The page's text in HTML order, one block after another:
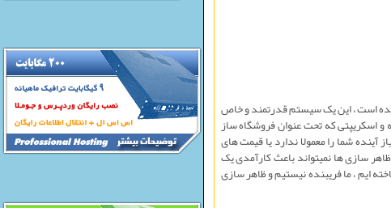
شده است ، اين يک سيستم قدرتمند و خاص
اسکريپتی که تحت عنوان فروشگاه ساز
شما را معمولا ندارد يا قيمت های
سازی ها نمیتواند باعث کارآمدی يک
ايم ، ما فريبنده نيستيم و ظاهر سازی